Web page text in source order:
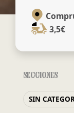
3,5€
SECCIONES
SIN